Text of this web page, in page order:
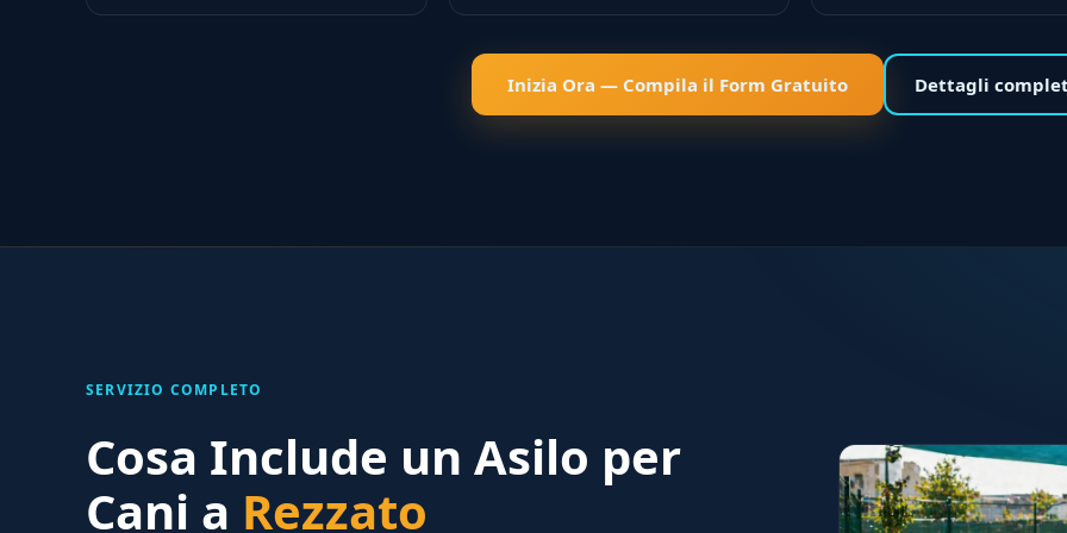
Inizia Ora — Compila il Form Gratuito Dettagli
SERVIZIO COMPLETO
Cosa Include un Asilo per
Cani a Rezzato